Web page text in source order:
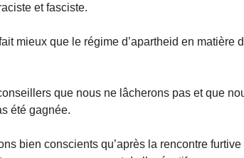
et fasciste.
mieux que le régime d’apartheid en matière
que nous ne lâcherons pas et que
été gagnée.
bien conscients qu’après la rencontre